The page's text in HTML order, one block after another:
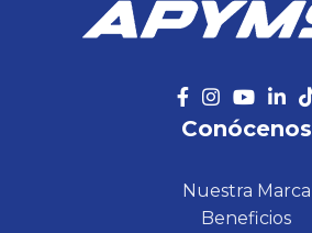
Conócenos
Nuestra Marca
Beneficios